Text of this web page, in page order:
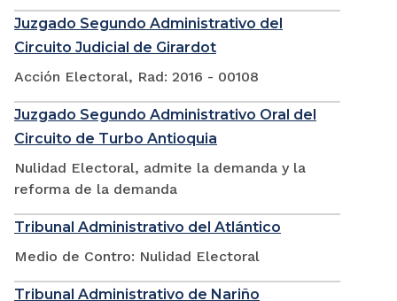
Juzgado Segundo Administrativo del
Circuito Judicial de Girardot
Acción Electoral, Rad: 2016 - 00108
Juzgado Segundo Administrativo Oral del
Circuito de Turbo Antioquia
Nulidad Electoral, admite la demanda y la
reforma de la demanda
Tribunal Administrativo del Atlántico
Medio de Contro: Nulidad Electoral
Tribunal Administrativo de Nariño